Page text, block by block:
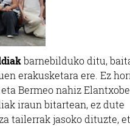
barnebilduko ditu,
erakusketara ere. Ez hori
Bermeo nahiz Elantxobe
iraun bitartean, ez dute
tailerrak jasoko dituzte,